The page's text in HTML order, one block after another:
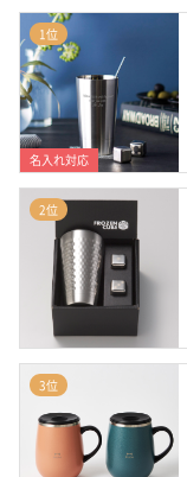
1位
名入れ対応
2位
3位